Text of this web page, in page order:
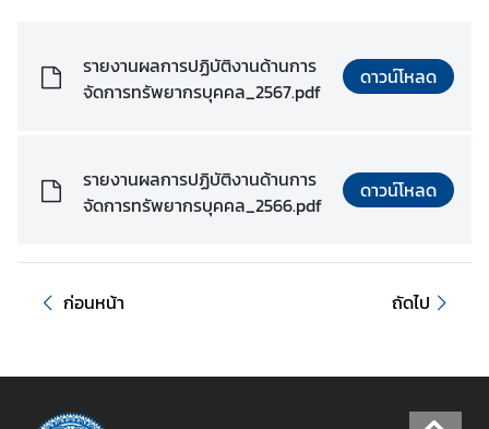
จ
ร
า
ร
ศ
รายงานผลการปฏิบัติงานด้านการ
จัดการทรัพยากรบุคคล_2567.pdf
ดาวน์โหลด
รายงานผลการปฏิบัติงานด้านการ
จัดการทรัพยากรบุคคล_2566.pdf
ดาวน์โหลด
ก่อนหน้า ถัดไป